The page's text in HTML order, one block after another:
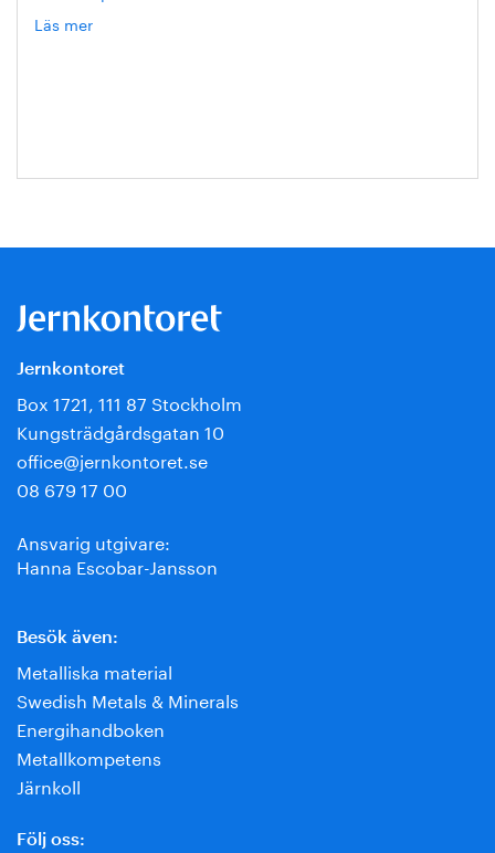
Läs mer
Jernkontoret
Box 1721, 111 87 Stockholm
Kungsträdgårdsgatan 10
office@jernkontoret.se
08 679 17 00
Ansvarig utgivare:
Hanna Escobar-Jansson
Besök även:
Metalliska material
Swedish Metals & Minerals
Energihandboken
Metallkompetens
Järnkoll
Följ oss: